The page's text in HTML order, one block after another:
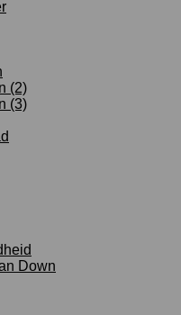
(2)
(3)
Down